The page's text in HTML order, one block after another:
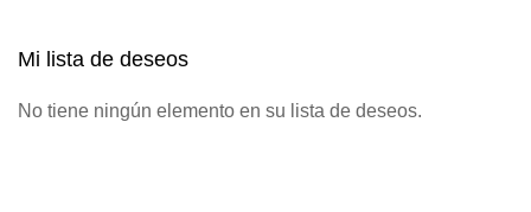
Mi lista de deseos
No tiene ningún elemento en su lista de deseos.